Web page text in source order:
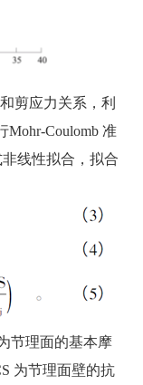
剪应力关系，利
Mohr-Coulomb 准
线性拟合，拟合
节理面的基本摩
为节理面壁的抗